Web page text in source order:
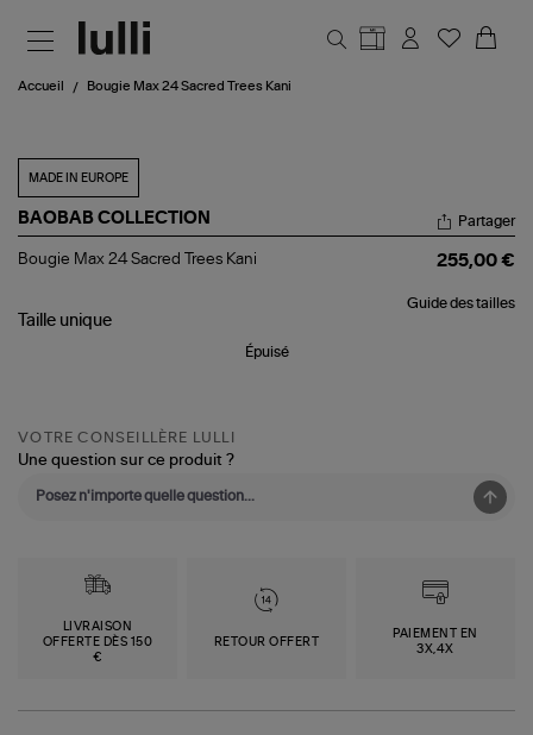
Accueil Bougie Max 24 Sacred Trees Kani
MADE IN EUROPE
BAOBAB COLLECTION
Bougie
Sacred
Trees
Partager
Bougie Max 24 Sacred Trees Kani 255,00 €
Guide des tailles
Taille unique
Épuisé
VOTRE CONSEILLÈRE LULLI
Une question sur ce produit ?
LIVRAISON
OFFERTE DÈS 150
€
RETOUR OFFERT
PAIEMENT EN
3X,4X